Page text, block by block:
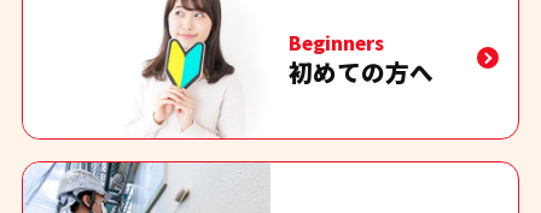
Beginners
初めての方へ